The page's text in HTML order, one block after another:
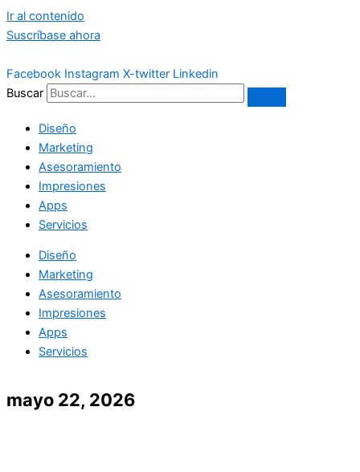
Ir al contenido
Suscríbase ahora
Facebook Instagram X-twitter Linkedin
Buscar
Diseño
Marketing
Asesoramiento
Impresiones
Apps
Servicios
Diseño
Marketing
Asesoramiento
Impresiones
Apps
Servicios
mayo 22, 2026